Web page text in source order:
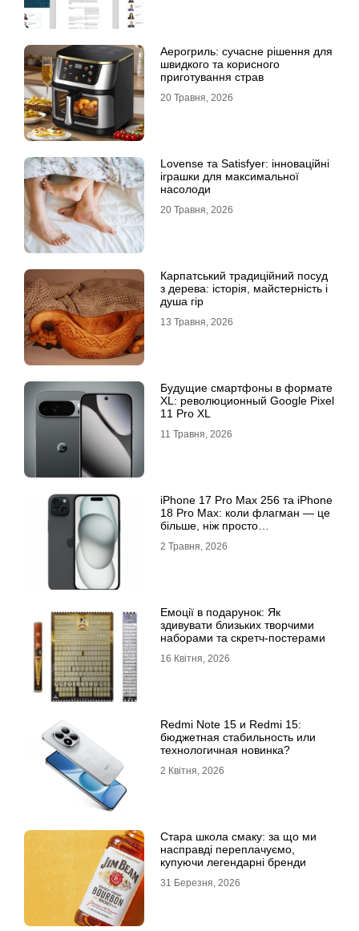
Аерогриль: сучасне рішення для
швидкого та корисного
приготування страв
20 Травня, 2026
Lovense та Satisfyer: інноваційні
іграшки для максимальної
насолоди
20 Травня, 2026
Карпатський традиційний посуд
з дерева: історія, майстерність і
душа гір
13 Травня, 2026
Будущие смартфоны в формате
XL: революционный Google Pixel
11 Pro XL
11 Травня, 2026
iРhone 17 Рro Мax 256 та iРhone
18 Рro Мax: коли флагман — це
більше, ніж просто
2 Травня, 2026
Емоції в подарунок: Як
здивувати близьких творчими
наборами та скретч-постерами
16 Квітня, 2026
Redmi Note 15 и Redmi 15:
бюджетная стабильность или
технологичная новинка?
2 Квітня, 2026
Стара школа смаку: за що ми
насправді переплачуємо,
купуючи легендарні бренди
31 Березня, 2026